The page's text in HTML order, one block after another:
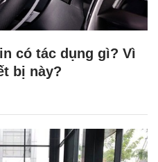
có tác dụng gì? Vì
bị này?